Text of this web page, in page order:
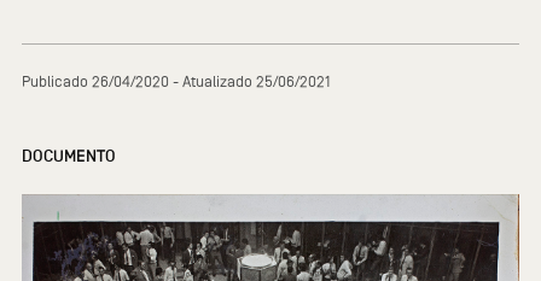
Publicado 26/04/2020 - Atualizado 25/06/2021
DOCUMENTO